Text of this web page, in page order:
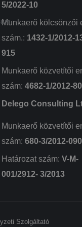
5/2022-10
Munkaerő kölcsönzői
szám.: 1432-1/2012-
915
Munkaerő közvetítői
szám:4682-1/2012-
Delego Consulting
Munkaerő közvetítői
szám:680-3/2012-
Határozat szám:V-M-
001/2912- 3/2013
Szolgáltató
munkamenet- és
kiszámítására szolgál.
1 nap
Ezt a sütit a Google
és frissít, és az
számlálására és
szolgál.
3 hónap
A
1 év